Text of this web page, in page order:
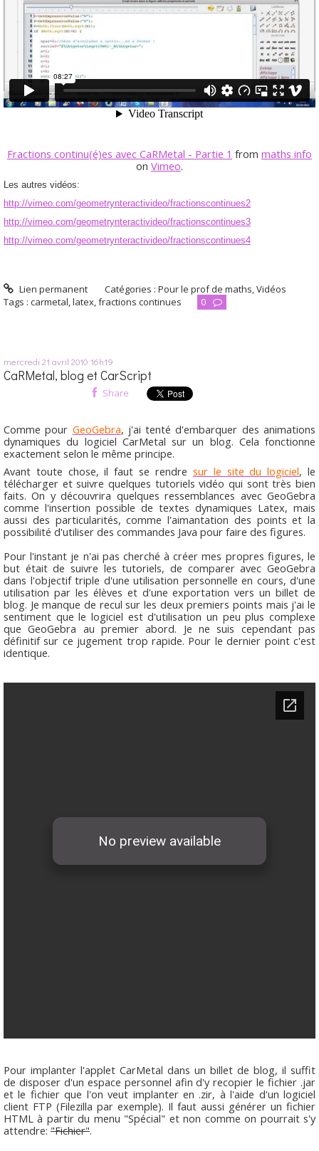
Fractions continu(é)es avec CaRMetal - Partie 1 from maths info
on Vimeo.
Les autres vidéos:
http://vimeo.com/geometrynteractivideo/fractionscontinues2
http://vimeo.com/geometrynteractivideo/fractionscontinues3
http://vimeo.com/geometrynteractivideo/fractionscontinues4
Lien permanent Catégories :Pour le prof de maths,Vidéos
Tags : carmetal,latex,fractions continues 0
mercredi 21 avril 2010 16h19
CaRMetal, blog et CarScript
Share
Comme pour GeoGebra, j'ai tenté d'embarquer des animations
dynamiques du logiciel CarMetal sur un blog. Cela fonctionne
exactement selon le même principe.
Avant toute chose, il faut se rendre sur le site du logiciel, le
télécharger et suivre quelques tutoriels vidéo qui sont très bien
faits. On y découvrira quelques ressemblances avec GeoGebra
comme l'insertion possible de textes dynamiques Latex, mais
aussi des particularités, comme l'aimantation des points et la
possibilité d'utiliser des commandes Java pour faire des figures.
Pour l'instant je n'ai pas cherché à créer mes propres figures, le
but était de suivre les tutoriels, de comparer avec GeoGebra
dans l'objectif triple d'une utilisation personnelle en cours, d'une
utilisation par les élèves et d'une exportation vers un billet de
blog. Je manque de recul sur les deux premiers points mais j'ai le
sentiment que le logiciel est d'utilisation un peu plus complexe
que GeoGebra au premier abord. Je ne suis cependant pas
définitif sur ce jugement trop rapide. Pour le dernier point c'est
identique.
Pour implanter l'applet CarMetal dans un billet de blog, il suffit
de disposer d'un espace personnel afin d'y recopier le fichier .jar
et le fichier que l'on veut implanter en .zir, à l'aide d'un logiciel
client FTP (Filezilla par exemple). Il faut aussi générer un fichier
HTML à partir du menu "Spécial" et non comme on pourrait s'y
attendre: "Fichier".